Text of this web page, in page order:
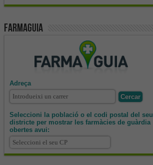
Farmaguia
Adreça
Seleccioni la població o el codi postal del seu
districte per mostrar les farmàcies de guàrdia
obertes avui: